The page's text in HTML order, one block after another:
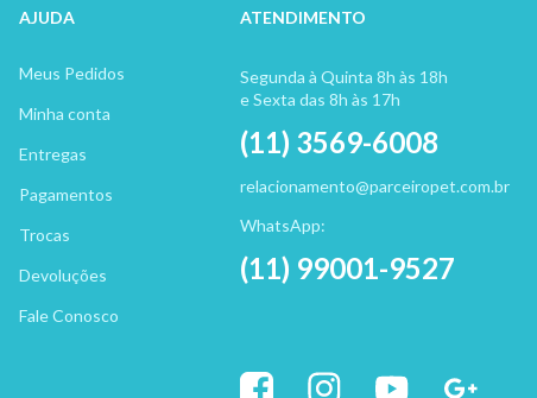
AJUDA
Meus Pedidos
Minha conta
Entregas
Pagamentos
Trocas
Devoluções
Fale Conosco
ATENDIMENTO
Segunda à Quinta 8h às 18h
e Sexta das 8h às 17h
(11) 3569-6008
relacionamento@parceiropet.com.br
WhatsApp:
(11) 99001-9527